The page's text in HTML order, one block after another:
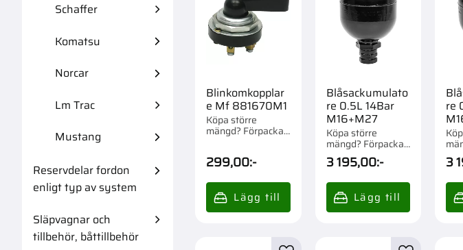
Blinkomkopplar
e Mf 881670M1
Köpa större
mängd? Förpackad
299,00:-
Blåsackumulato
re 0.5L 14Bar
M16+M27
Köpa större
mängd? Förpackad
om 1 st.
3 195,00:-
re
om
3
Schaffer
Komatsu
Norcar
Lm Trac
Mustang
Reservdelar fordon
enligt typ av system
Släpvagnar och
tillbehör, båttillbehör